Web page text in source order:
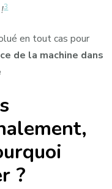
3
en tout cas pour
de la machine dans
?